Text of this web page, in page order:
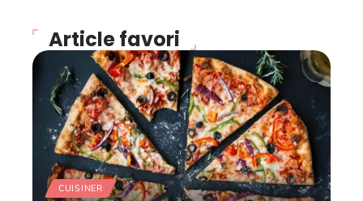
Article favori
CUISINER